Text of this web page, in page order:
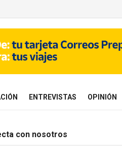
ENTREVISTAS OPINIÓN
con nosotros